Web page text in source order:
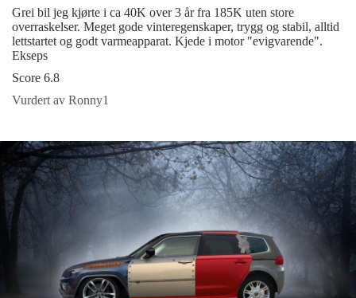
Grei bil jeg kjørte i ca 40K over 3 år fra 185K uten store
overraskelser. Meget gode vinteregenskaper, trygg og stabil, alltid
lettstartet og godt varmeapparat. Kjede i motor "evigvarende".
Ekseps
Score 6.8
Vurdert av Ronny1